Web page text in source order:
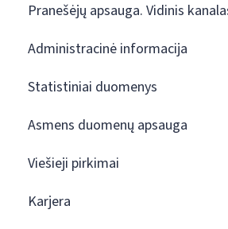
Pranešėjų apsauga. Vidinis
Administracinė informacija
Statistiniai duomenys
Asmens duomenų apsauga
Viešieji pirkimai
Karjera